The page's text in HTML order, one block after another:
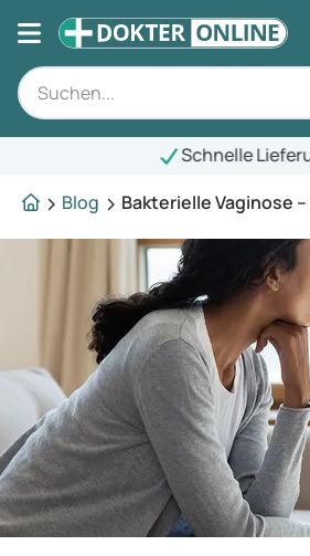
Blog
Bakterielle Vaginose